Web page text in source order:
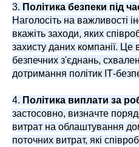
3. Політика безпеки під
Наголосіть на важливості
вкажіть заходи, яких
захисту даних компанії. Це
безпечних з'єднань,
дотримання політик ІТ-
4. Політика виплати за
застосовно, визначте
витрат на облаштування
поточних витрат, які